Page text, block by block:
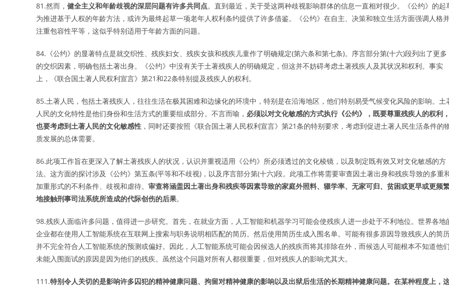
81.然而， 健全主义和年龄歧视的深层问题有许多共同点。直到最近，关于受这两种歧视影响群体的信息一直相对很少。《公约》的起
为推进基于人权的年龄方法，或许为最终起草一项老年人权利条约提供了许多借鉴。《公约》在自主、决策和独立生活方面强调人格
注重包容性平等，这似乎特别适用于年龄方面的问题。
84.《公约》的显著特点是就交织性、残疾妇女、残疾女孩和残疾儿童作了明确规定(第六条和第七条)。序言部分第(十六)段列出了更多
的交织因素，明确包括土著出身。《公约》中没有关于土著残疾人的明确规定，但这并不妨碍考虑土著残疾人及其状况和权利。事实
上，《联合国土著人民权利宣言》第21和22条特别提及残疾人的权利。
85.土著人民，包括土著残疾人，往往生活在极其困难和边缘化的环境中，特别是在沿海地区，他们特别易受气候变化风险的影响。土
人民的文化特性是他们身份和生活方式的重要组成部分。不言而喻， 必须以对文化敏感的方式执行《公约》，既要尊重残疾人的权利，
也要考虑到土著人民的文化敏感性 ，同时还要按照《联合国土著人民权利宣言》第21条的特别要求，考虑到促进土著人民生活条件的
质发展的总体需要。
86.此项工作旨在更深入了解土著残疾人的状况，认识并重视适用《公约》所必须透过的文化棱镜，以及制定既有效又对文化敏感的方
法。这方面的探讨涉及《公约》第五条(平等和不歧视)，以及序言部分第(十六)段。此项工作将需要审查因土著出身和残疾导致的多重
加重形式的不利条件、歧视和虐待。 审查将涵盖因土著出身和残疾等因素导致的家庭外照料、辍学率、无家可归、贫困或更早或更频
地接触刑事司法系统所造成的代际创伤的后果。
98.残疾人面临许多问题，值得进一步研究。首先，在就业方面，人工智能和机器学习可能会使残疾人进一步处于不利地位。世界各地
企业都在使用人工智能系统在互联网上搜索与职务说明相匹配的简历。然后使用简历生成入围名单。可能有很多原因导致残疾人的简
并不完全符合人工智能系统的预测或偏好。因此，人工智能系统可能会因候选人的残疾而将其排除在外，而候选人可能根本不知道他们
未能入围面试的原因是因为他们的残疾。虽然这个问题对所有人都很重要，但对残疾人的影响尤其大。
111.特别令人关切的是影响许多囚犯的精神健康问题、拘留对精神健康的影响以及出狱后生活的长期精神健康问题。在某种程度上，